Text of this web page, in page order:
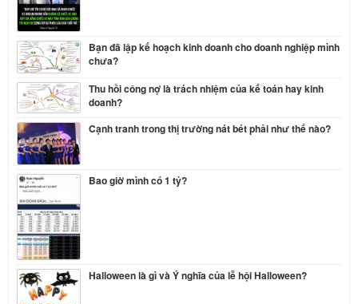
Bạn đã lập kế hoạch kinh doanh cho doanh nghiệp mình
chưa?
Thu hồi công nợ là trách nhiệm của kế toán hay kinh
doanh?
Cạnh tranh trong thị trường nát bét phải như thế nào?
Bao giờ mình có 1 tỷ?
Halloween là gì và Ý nghĩa của lễ hội Halloween?